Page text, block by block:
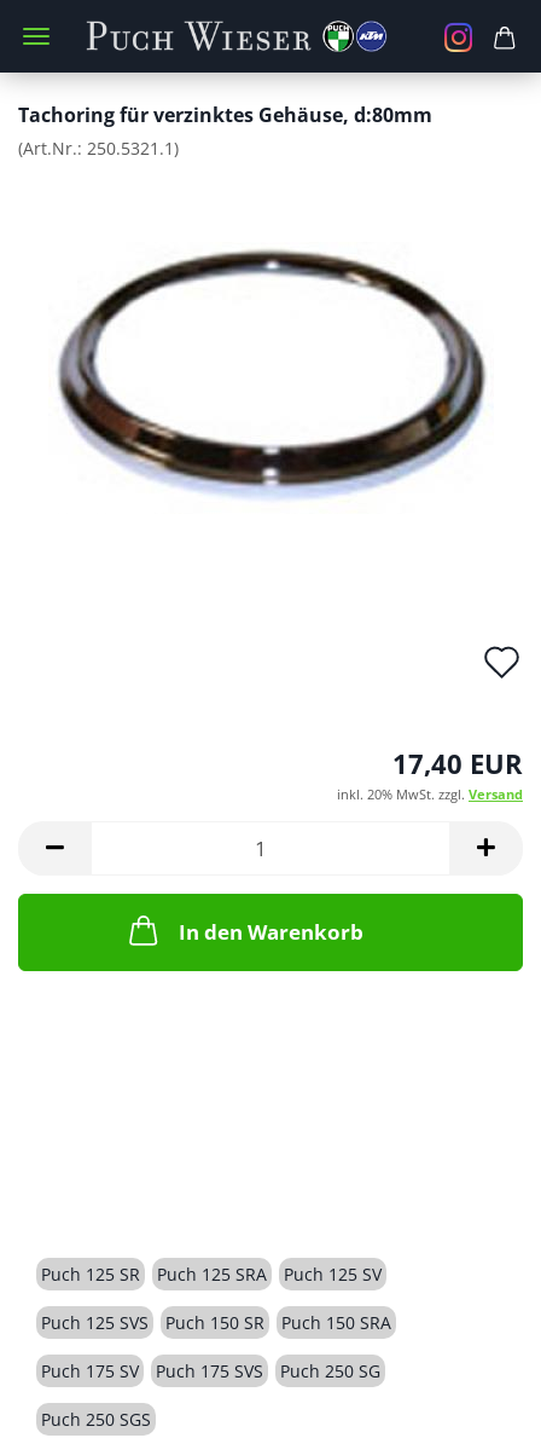
Tachoring für verzinktes Gehäuse, d:80mm
(Art.Nr.: 250.5321.1)
17,40 EUR
inkl. 20% MwSt. zzgl. Versand
In den Warenkorb
Puch 125 SR Puch 125 SRA Puch 125 SV
Puch 125 SVS Puch 150 SR Puch 150 SRA
Puch 175 SV Puch 175 SVS Puch 250 SG
Puch 250 SGS